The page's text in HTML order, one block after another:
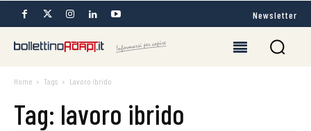
Newsletter
Home Tags Lavoro ibrido
Tag: lavoro ibrido